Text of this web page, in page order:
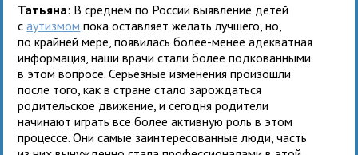
Татьяна: В среднем по России выявление детей
саутизмом пока оставляет желать лучшего, но,
по крайней мере, появилась более-менее адекватная
информация, наши врачи стали более подкованными
в этом вопросе. Серьезные изменения произошли
после того, как в стране стало зарождаться
родительское движение, и сегодня родители
начинают играть все более активную роль в этом
процессе. Они самые заинтересованные люди, часть